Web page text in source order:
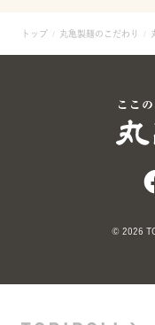
トップ 丸亀製麺のこだわり
© 2026